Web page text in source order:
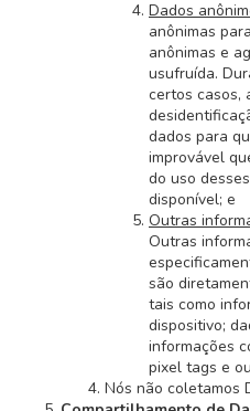
Dados
anônimas
anônimas e
usufruída.
certos casos,
dados para
improvável
do uso
disponível; e
Outras
Outras
são
tais como
dispositivo;
informações
pixel tags e
Nós não coletamos